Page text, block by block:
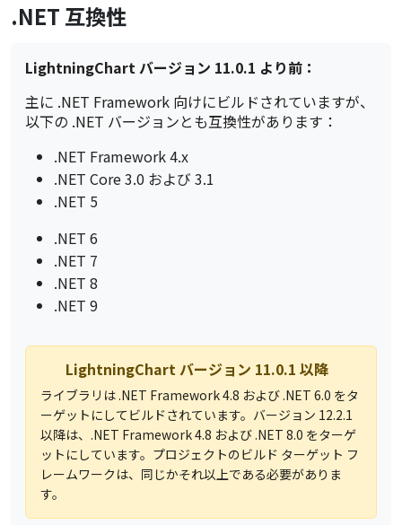
.NET 互換性
LightningChart バージョン 11.0.1 より前：
主に .NET Framework 向けにビルドされていますが、
以下の .NET バージョンとも互換性があります：
.NET Framework 4.x
.NET Core 3.0 および 3.1
.NET 5
.NET 6
.NET 7
.NET 8
.NET 9
LightningChart バージョン 11.0.1 以降
ライブラリは .NET Framework 4.8 および .NET 6.0 をタ
ーゲットにしてビルドされています。バージョン 12.2.1
以降は、.NET Framework 4.8 および .NET 8.0 をターゲ
ットにしています。プロジェクトのビルド ターゲット フ
レームワークは、同じかそれ以上である必要がありま
す。